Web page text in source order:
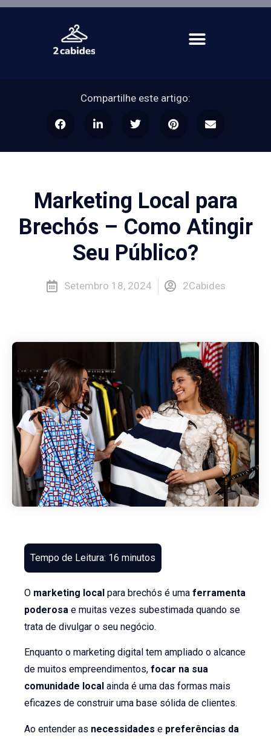
Compartilhe este artigo:
Marketing Local para
Brechós – Como Atingir
Seu Público?
Setembro 18, 2024 2Cabides
O marketing local para brechós é umaferramenta
poderosa e muitas vezes subestimada quando se
trata de divulgar o seu negócio.
Enquanto o marketing digital tem ampliado o alcance
de muitos empreendimentos,focar na sua
comunidade local ainda é uma das formas mais
eficazes de construir uma base sólida de clientes.
Ao entender as necessidadese preferências da